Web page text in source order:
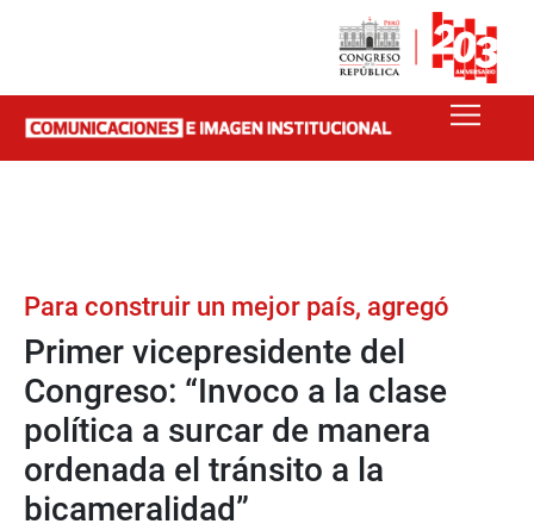
Para construir un mejor país, agregó
Primer vicepresidente del
Congreso: “Invoco a la clase
política a surcar de manera
ordenada el tránsito a la
bicameralidad”